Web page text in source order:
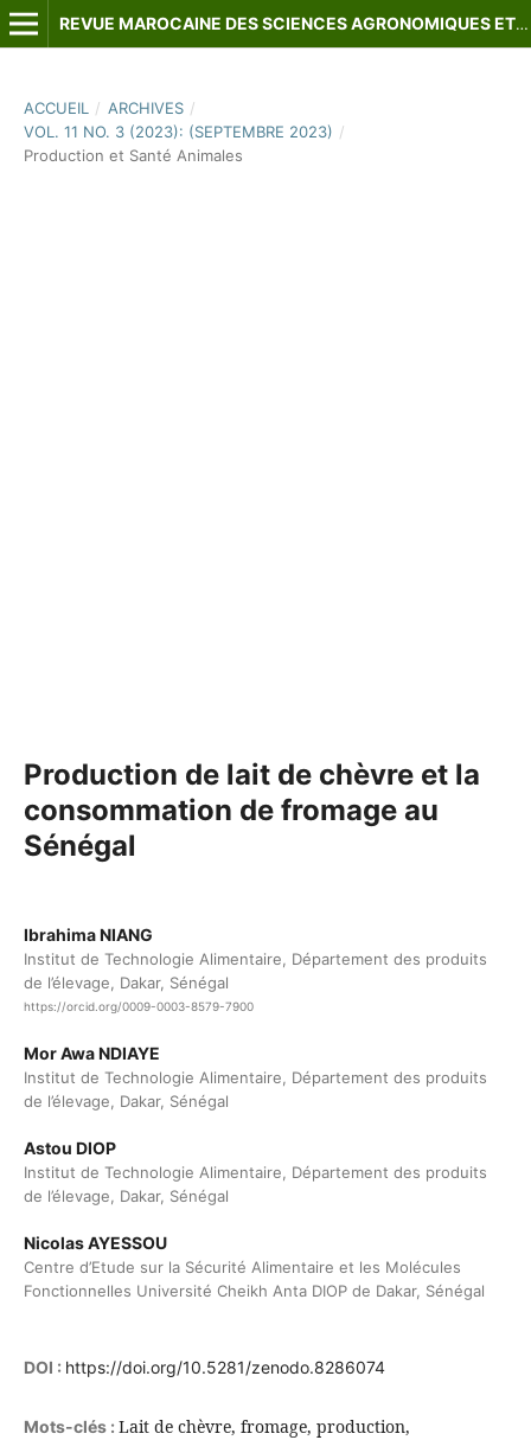
REVUE MAROCAINE DES SCIENCES AGRONOMIQUES ET VÉTÉRINAIRES
ACCUEIL / ARCHIVES /
VOL. 11 NO. 3 (2023): (SEPTEMBRE 2023) /
Production et Santé Animales
Production de lait de chèvre et la
consommation de fromage au
Sénégal
Ibrahima NIANG
Institut de Technologie Alimentaire, Département des produits
de l’élevage, Dakar, Sénégal
https://orcid.org/0009-0003-8579-7900
Mor Awa NDIAYE
Institut de Technologie Alimentaire, Département des produits
de l’élevage, Dakar, Sénégal
Astou DIOP
Institut de Technologie Alimentaire, Département des produits
de l’élevage, Dakar, Sénégal
Nicolas AYESSOU
Centre d’Etude sur la Sécurité Alimentaire et les Molécules
Fonctionnelles Université Cheikh Anta DIOP de Dakar, Sénégal
DOI : https://doi.org/10.5281/zenodo.8286074
Mots-clés : Lait de chèvre, fromage, production,